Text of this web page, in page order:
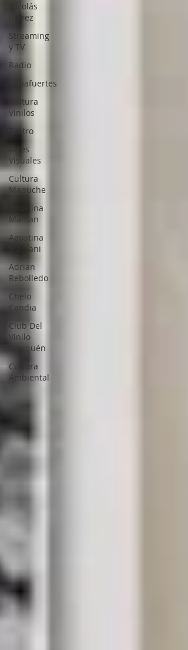
Nicolás
Juarez
Streaming
y TV
Radio
Aguafuertes
Cultura
Vinilos
Teatro
Artes
Visuales
Cultura
Mapuche
Agustina
Maman
Agustina
Mamani
Adrian
Rebolledo
Chelo
Candia
Club Del
Vinilo
Neuquén
Cultura
Ambiental